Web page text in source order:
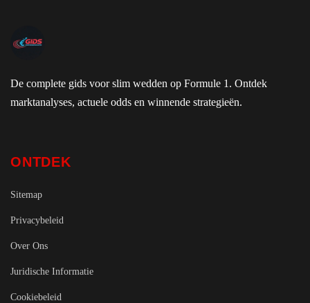
De complete gids voor slim wedden op Formule 1. Ontdek
marktanalyses, actuele odds en winnende strategieën.
ONTDEK
Sitemap
Privacybeleid
Over Ons
Juridische Informatie
Cookiebeleid